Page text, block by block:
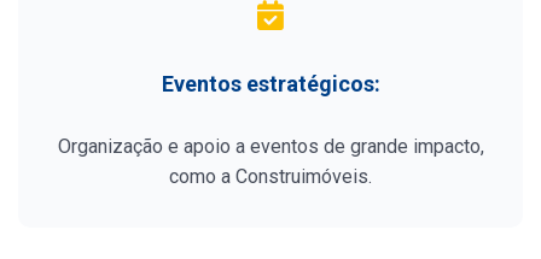
Eventos estratégicos:
Organização e apoio a eventos de grande impacto,
como a Construimóveis.